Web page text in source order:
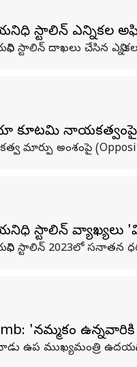
స్టాలిన్ ఎన్నికల
దాఖలు చేసిన
కూటమి నాయకత్వంపై
అంశంపై
స్టాలిన్ వ్యాఖ్యలు
స్టాలిన్ 2023లో సనాతన
'నమ్మకం
ఉప ముఖ్యమంత్రి